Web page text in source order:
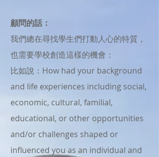
顧問的話：
我們總在尋找學生們打動人心的特質，
也需要學校創造這樣的機會：
比如說：How had your background
and life experiences including social,
economic, cultural, familial,
educational, or other opportunities
and/or challenges shaped or
influenced you as an individual and